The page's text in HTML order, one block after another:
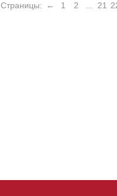
Страницы: ← 1 2 21